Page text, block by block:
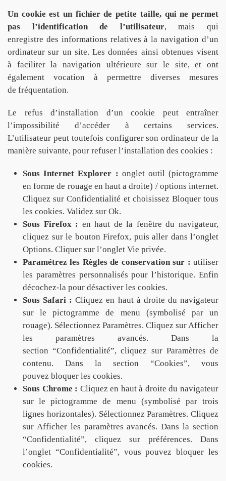
Un cookie est un fichier de petite taille, qui ne permet
pas l’identification de l’utilisateur, mais qui
enregistre des informations relatives à la navigation d’un
ordinateur sur un site. Les données ainsi obtenues visent
à faciliter la navigation ultérieure sur le site, et ont
également vocation à permettre diverses mesures
de fréquentation.
Le refus d’installation d’un cookie peut entraîner
l’impossibilité d’accéder à certains services.
L’utilisateur peut toutefois configurer son ordinateur de la
manière suivante, pour refuser l’installation des cookies :
Sous Internet Explorer : onglet outil (pictogramme
en forme de rouage en haut a droite) / options internet.
Cliquez sur Confidentialité et choisissez Bloquer tous
les cookies. Validez sur Ok.
Sous Firefox : en haut de la fenêtre du navigateur,
cliquez sur le bouton Firefox, puis aller dans l’onglet
Options. Cliquer sur l’onglet Vie privée.
Paramétrez les Règles de conservation sur : utiliser
les paramètres personnalisés pour l’historique. Enfin
décochez-la pour désactiver les cookies.
Sous Safari :Cliquez en haut à droite du navigateur
sur le pictogramme de menu (symbolisé par un
rouage). Sélectionnez Paramètres. Cliquez sur Afficher
les paramètres avancés. Dans la
section “Confidentialité”, cliquez sur Paramètres de
contenu. Dans la section “Cookies”, vous
pouvez bloquer les cookies.
Sous Chrome : Cliquez en haut à droite du navigateur
sur le pictogramme de menu (symbolisé par trois
lignes horizontales). Sélectionnez Paramètres. Cliquez
sur Afficher les paramètres avancés. Dans la section
“Confidentialité”, cliquez sur préférences. Dans
l’onglet “Confidentialité”, vous pouvez bloquer les
cookies.